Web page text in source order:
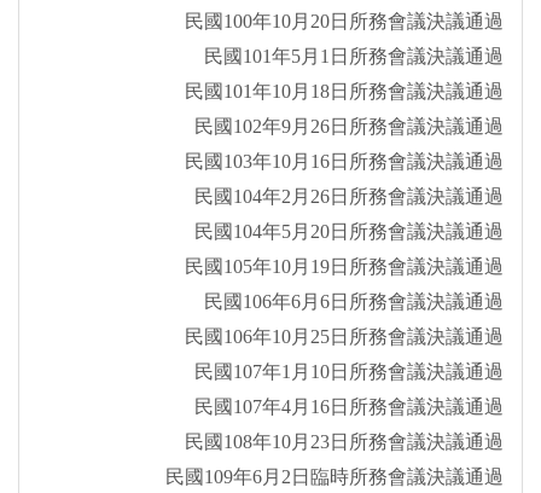
民國100年10月20日所務會議決議通過
民國101年5月1日所務會議決議通過
民國101年10月18日所務會議決議通過
民國102年9月26日所務會議決議通過
民國103年10月16日所務會議決議通過
民國104年2月26日所務會議決議通過
民國104年5月20日所務會議決議通過
民國105年10月19日所務會議決議通過
民國106年6月6日所務會議決議通過
民國106年10月25日所務會議決議通過
民國107年1月10日所務會議決議通過
民國107年4月16日所務會議決議通過
民國108年10月23日所務會議決議通過
民國109年6月2日臨時所務會議決議通過